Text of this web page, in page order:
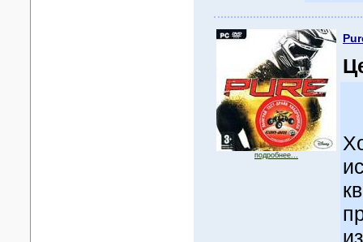
подробнее...